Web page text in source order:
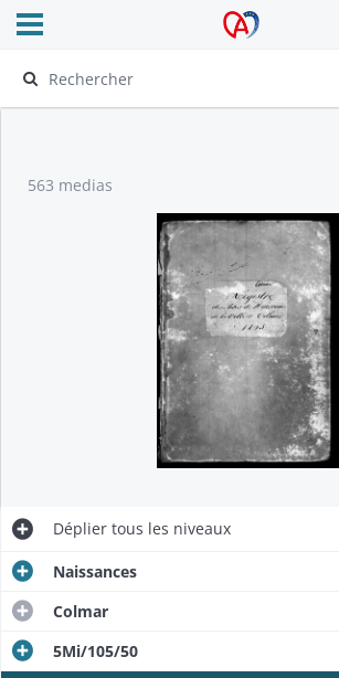
Archives Alsace - Colmar
Ouvrir le menu déroulant
563 medias
Déplier tous les niveaux
Naissances
Colmar
5Mi/105/50